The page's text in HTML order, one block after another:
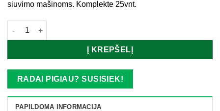
siuvimo mašinoms. Komplekte 25vnt.
produkto kiekis: Janome ritelių komplektas 25 vnt. (rožinės)
Į KREPŠELĮ
RADAI PIGIAU? SUSISIEK!
PAPILDOMA INFORMACIJA